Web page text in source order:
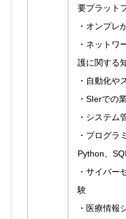
要プラット
・オンプレ
・ネットワ
護に関する
・自動化や
・SIerでの
・システム
・プログラ
Python、
・サイバー
験
・医療情報